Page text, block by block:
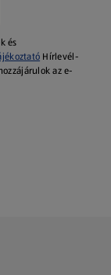
és
Hírlevél-
az e-